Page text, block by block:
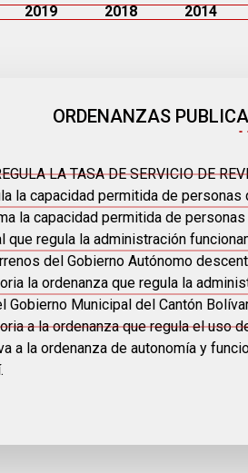
2019 2018 2014
ORDENANZAS
LA TASA DE SERVICIO DE
la capacidad permitida de
la capacidad permitida de
que regula la administración
del Gobierno Autónomo
la ordenanza que regula la
Gobierno Municipal del Cantón
a la ordenanza que regula el uso
a la ordenanza de autonomía y